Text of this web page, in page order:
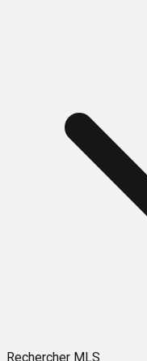
Rechercher MLS